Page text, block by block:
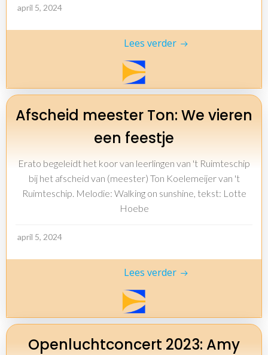
april 5, 2024
Lees verder
Afscheid meester Ton: We vieren
een feestje
Erato begeleidt het koor van leerlingen van 't Ruimteschip
bij het afscheid van (meester) Ton Koelemeijer van 't
Ruimteschip. Melodie: Walking on sunshine, tekst: Lotte
Hoebe
april 5, 2024
Lees verder
Openluchtconcert 2023: Amy